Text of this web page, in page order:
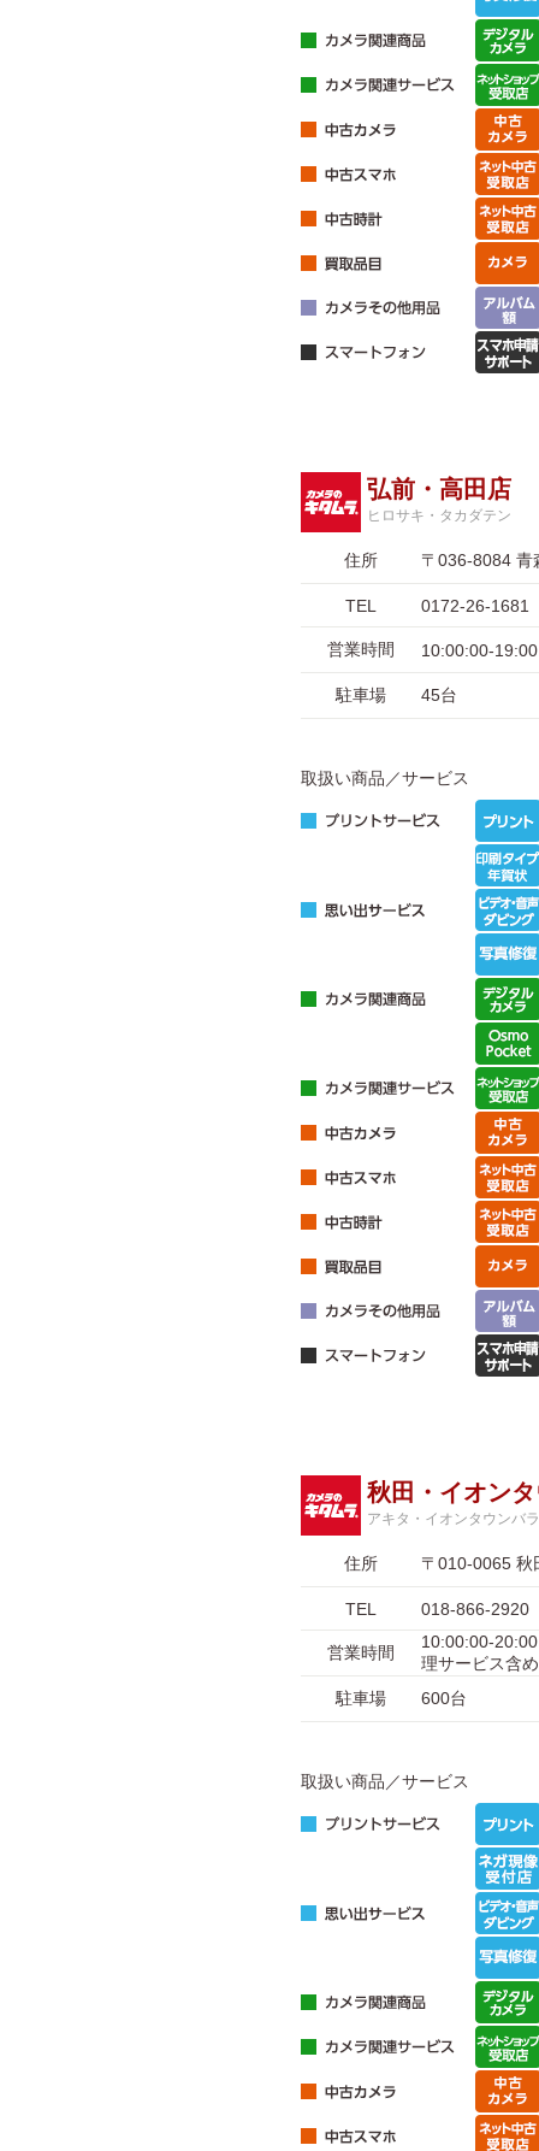
弘前・高田店
ヒロサキ・タカダテン
住所 〒036-8084 青
TEL 0172-26-1681
営業時間 10:00:00-
駐車場 45台
取扱い商品／サービス
秋田・イオン
アキタ・イオンタウンバ
住所 〒010-0065 秋
TEL 018-866-2920
営業時間
10:00:00-
理サービス含
駐車場
600台
取扱い商品／サービス